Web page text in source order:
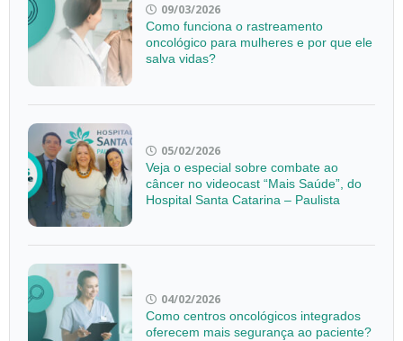
09/03/2026
Como funciona o rastreamento
oncológico para mulheres e por que ele
salva vidas?
05/02/2026
Veja o especial sobre combate ao
câncer no videocast “Mais Saúde”, do
Hospital Santa Catarina – Paulista
04/02/2026
Como centros oncológicos integrados
oferecem mais segurança ao paciente?